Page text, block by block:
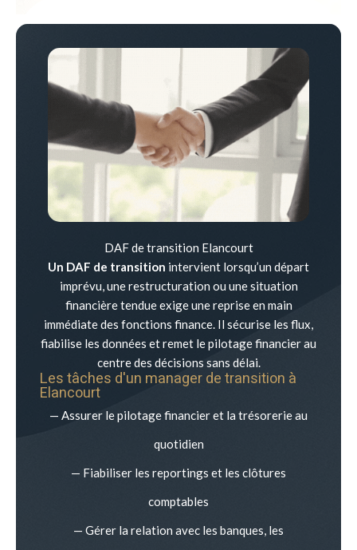
DAF de transition Elancourt
Un DAF de transition intervient lorsqu’un départ
imprévu, une restructuration ou une situation
financière tendue exige une reprise en main
immédiate des fonctions finance. Il sécurise les flux,
fiabilise les données et remet le pilotage financier au
centre des décisions sans délai.
Les tâches d'un manager de transition à
Elancourt
— Assurer le pilotage financier et la trésorerie au
quotidien
— Fiabiliser les reportings et les clôtures
comptables
— Gérer la relation avec les banques, les